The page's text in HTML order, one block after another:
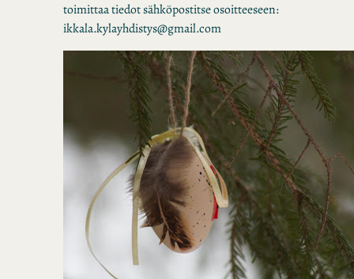
toimittaa tiedot sähköpostitse osoitteeseen:
ikkala.kylayhdistys@gmail.com